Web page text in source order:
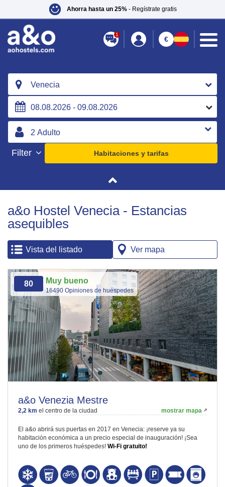
Ahorra hasta un 25%- Regístrate gratis
1
€
Venecia
Filter Habitaciones y tarifas
a&o Hostel Venecia - Estancias
asequibles
Vista del listado Ver mapa
80 Muy bueno
16490 Opiniones de huéspedes
a&o Venezia Mestre
2,2 km el centro de la ciudad mostrar mapa
El a&o abrirá sus puertas en 2017 en Venecia: ¡reserve ya su
habitación económica a un precio especial de inauguración! ¡Sea
uno de los primeros huéspedes! Wi-Fi gratuito!